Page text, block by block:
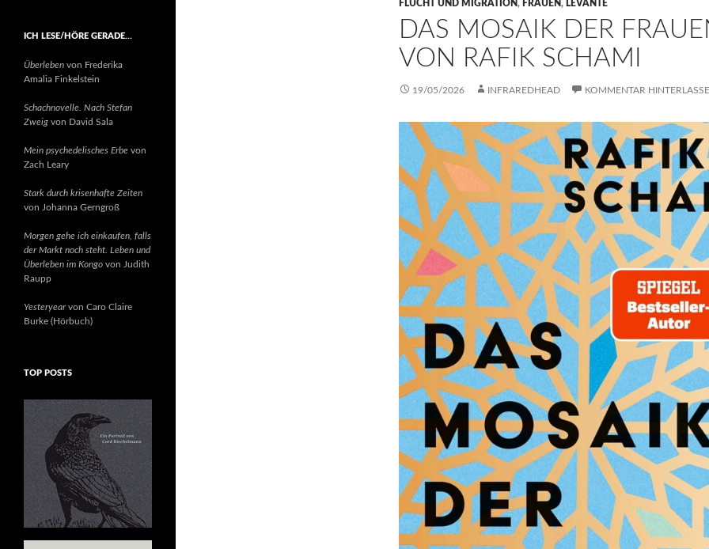
FLUCHT UND MIGRATION, FRAUEN, LEVANTE
DAS MOSAIK DER
VON RAFIK SCHAMI
19/05/2026 INFRAREDHEAD KOMMENTAR
ICH LESE/HÖRE GERADE…
Überleben von Frederika
Amalia Finkelstein
Schachnovelle. Nach Stefan
Zweig von David Sala
Mein psychedelisches Erbe von
Zach Leary
Stark durch krisenhafte Zeiten
von Johanna Gerngroß
Morgen gehe ich einkaufen, falls
der Markt noch steht. Leben und
Überleben im Kongo von Judith
Raupp
Yesteryearvon Caro Claire
Burke (Hörbuch)
TOP POSTS